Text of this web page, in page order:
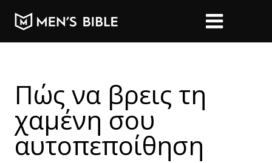
Πώς να βρεις τη
χαμένη σου
αυτοπεποίθηση